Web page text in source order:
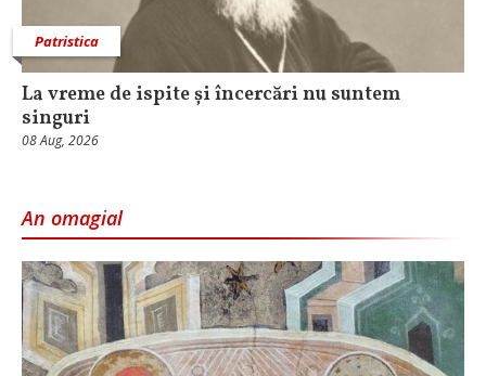
Patristica
La vreme de ispite și încercări nu suntem
singuri
08 Aug, 2026
An omagial